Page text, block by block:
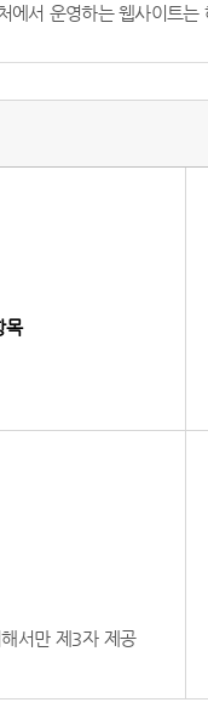
에서 운영하는 웹사이트
목
서만 제3자 제공